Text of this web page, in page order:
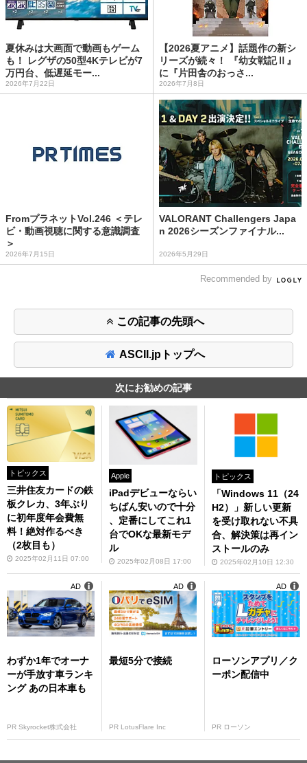
夏休みは大画面で動画もゲーム
も！ レグザの50型4Kテレビが7
万円台、低遅延モー...
2026年7月22日
【2026夏アニメ】話題作の新シ
リーズが続々！ 『幼女戦記Ⅱ』
に『片田舎のおっさ...
2026年7月8日
FromプラネットVol.246 ＜テレ
ビ・動画視聴に関する意識調査
＞
2026年7月15日
VALORANT Challengers Japa
n 2026シーズンファイナル...
2026年5月29日
Recommended by
この記事の先頭へ
ASCII.jpトップへ
次にお勧めの記事
トピックス
三井住友カードの鉄
板クレカ、3年ぶり
に初年度年会費無
料！絶対作るべき
（2枚目も）
2025年02月11日 07:00
Apple
iPadデビューならい
ちばん安いので十分
、定番にしてこれ1
台でOKな最新モデ
ル
2025年02月08日 17:00
トピックス
「Windows 11（24
H2）」新しい更新
を受け取れない不具
合、解決策は再イン
ストールのみ
2025年02月10日 12:30
わずか1年でオーナ
ーが手放す車ランキ
ング あの日本車も
PR Skyrocket株式会社
AD
最短5分で接続
PR LotusFlare Inc
AD
ローソンアプリ／ク
ーポン配信中
PR ローソン
AD